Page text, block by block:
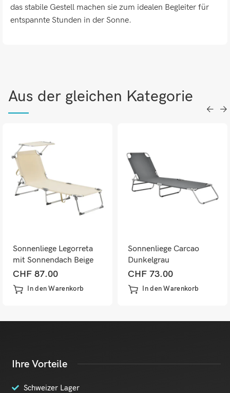
das stabile Gestell machen sie zum idealen Begleiter für
entspannte Stunden in der Sonne.
Aus der gleichen Kategorie
Sonnenliege Legorreta
mit Sonnendach Beige
CHF 87.00
In den Warenkorb
Sonnenliege Carcao
Dunkelgrau
CHF 73.00
In den Warenkorb
Ihre Vorteile
Schweizer Lager